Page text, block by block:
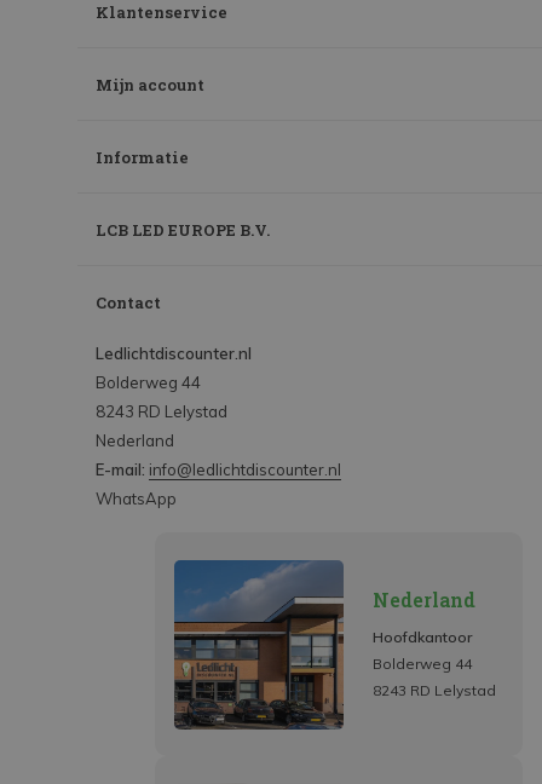
Klantenservice
Mijn account
Informatie
LCB LED EUROPE B.V.
Contact
Ledlichtdiscounter.nl
Bolderweg 44
8243 RD Lelystad
Nederland
E-mail: info@ledlichtdiscounter.nl
WhatsApp
Nederland
Hoofdkantoor
Bolderweg 44
8243 RD Lelystad